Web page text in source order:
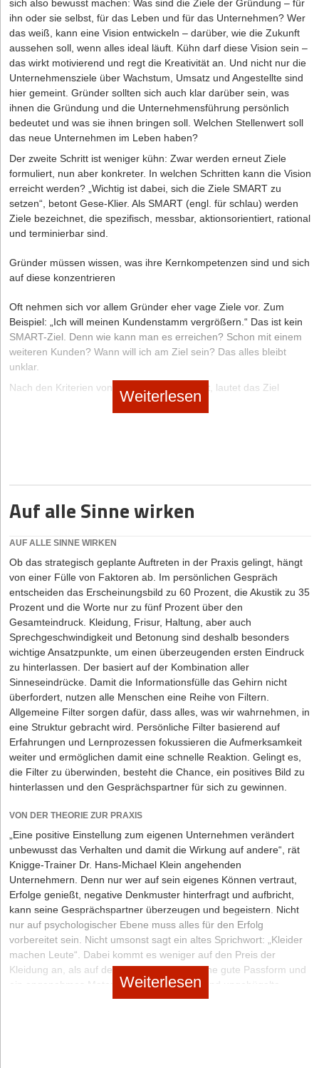
sicher sein kann, alles im Griff zu haben. Der typische Zeitpunkt,
an dem fast alle Menschen auf die eine oder andere Weise eine
Art Komplettdurchsicht aller wichtigen Aufgaben vornehmen, ist
übrigens vor einer Urlaubsreise. Haben Sie schon mal bemerkt,
dass Urlaubsfreude erst dann so richtig aufkommen kann, wenn
Sie diese Pflichtaufgabe erledigt haben?
Abschließend möchte ich noch einmal den Satz mit dem
höchsten Nutzen wiederholen: Wenn es weniger als zwei
Minuten dauert – erledigen Sie es sofort!
Seite 2 von 3
Schluss mit der Aufschieberitis
Schritt 4
Schritt 1
Schritt 1
Diese Artikel könnten Sie auch interessieren:
06.08.2026
KI-Schockstarre oder Milliardenmarkt? Wie ein
Düsseldorfer Spin-off den Tech-Giganten die Stirn
wirklich absichern sollten
Zalando-Managerin Dr. Saskia Appelhoff heute auf
Community-Building setzt
03.09.2026|News & Investments
Goliath im Gewand eines Start-ups: thyssenkrupp-
Spin-off pacemaker.ai wagt den Sprung in die USA
sich also bewusst machen: Was sind die Ziele der Gründung – für
ihn oder sie selbst, für das Leben und für das Unternehmen? Wer
das weiß, kann eine Vision entwickeln – darüber, wie die Zukunft
aussehen soll, wenn alles ideal läuft. Kühn darf diese Vision sein –
das wirkt motivierend und regt die Kreativität an. Und nicht nur die
Unternehmensziele über Wachstum, Umsatz und Angestellte sind
hier gemeint. Gründer sollten sich auch klar darüber sein, was
ihnen die Gründung und die Unternehmensführung persönlich
bedeutet und was sie ihnen bringen soll. Welchen Stellenwert soll
das neue Unternehmen im Leben haben?
Der zweite Schritt ist weniger kühn: Zwar werden erneut Ziele
formuliert, nun aber konkreter. In welchen Schritten kann die Vision
erreicht werden? „Wichtig ist dabei, sich die Ziele SMART zu
setzen“, betont Gese-Klier. Als SMART (engl. für schlau) werden
Ziele bezeichnet, die spezifisch, messbar, aktionsorientiert, rational
und terminierbar sind.
Gründer müssen wissen, was ihre Kernkompetenzen sind und sich
auf diese konzentrieren
Oft nehmen sich vor allem Gründer eher vage Ziele vor. Zum
Beispiel: „Ich will meinen Kundenstamm vergrößern.“ Das ist kein
SMART-Ziel. Denn wie kann man es erreichen? Schon mit einem
weiteren Kunden? Wann will ich am Ziel sein? Das alles bleibt
unklar.
Nach den Kriterien von SMART umformuliert, lautet das Ziel
besser: Ich will bis September mindestens 20 neue Kunden in der
Weiterlesen
Auf alle Sinne wirken
AUF ALLE SINNE WIRKEN
Ob das strategisch geplante Auftreten in der Praxis gelingt, hängt
von einer Fülle von Faktoren ab. Im persönlichen Gespräch
entscheiden das Erscheinungsbild zu 60 Prozent, die Akustik zu 35
Prozent und die Worte nur zu fünf Prozent über den
Gesamteindruck. Kleidung, Frisur, Haltung, aber auch
Sprechgeschwindigkeit und Betonung sind deshalb besonders
wichtige Ansatzpunkte, um einen überzeugenden ersten Eindruck
zu hinterlassen. Der basiert auf der Kombination aller
Sinneseindrücke. Damit die Informationsfülle das Gehirn nicht
überfordert, nutzen alle Menschen eine Reihe von Filtern.
Allgemeine Filter sorgen dafür, dass alles, was wir wahrnehmen, in
eine Struktur gebracht wird. Persönliche Filter basierend auf
Erfahrungen und Lernprozessen fokussieren die Aufmerksamkeit
weiter und ermöglichen damit eine schnelle Reaktion. Gelingt es,
die Filter zu überwinden, besteht die Chance, ein positives Bild zu
hinterlassen und den Gesprächspartner für sich zu gewinnen.
VON DER THEORIE ZUR PRAXIS
„Eine positive Einstellung zum eigenen Unternehmen verändert
unbewusst das Verhalten und damit die Wirkung auf andere“, rät
Knigge-Trainer Dr. Hans-Michael Klein angehenden
Unternehmern. Denn nur wer auf sein eigenes Können vertraut,
Erfolge genießt, negative Denkmuster hinterfragt und aufbricht,
kann seine Gesprächspartner überzeugen und begeistern. Nicht
nur auf psychologischer Ebene muss alles für den Erfolg
vorbereitet sein. Nicht umsonst sagt ein altes Sprichwort: „Kleider
machen Leute“. Dabei kommt es weniger auf den Preis der
Kleidung an, als auf den richtigen Schnitt, eine gute Passform und
ein angenehmes Material. Schmutzflecken und ungebügelte
Kleidung sind genau wie Laufmaschen bei Strumpfhosen hingegen
Weiterlesen